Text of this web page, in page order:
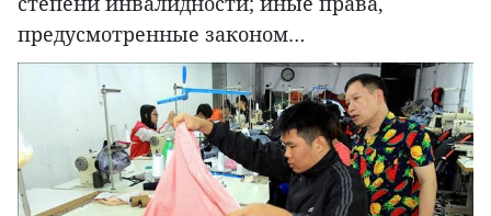
предусмотренные законом…